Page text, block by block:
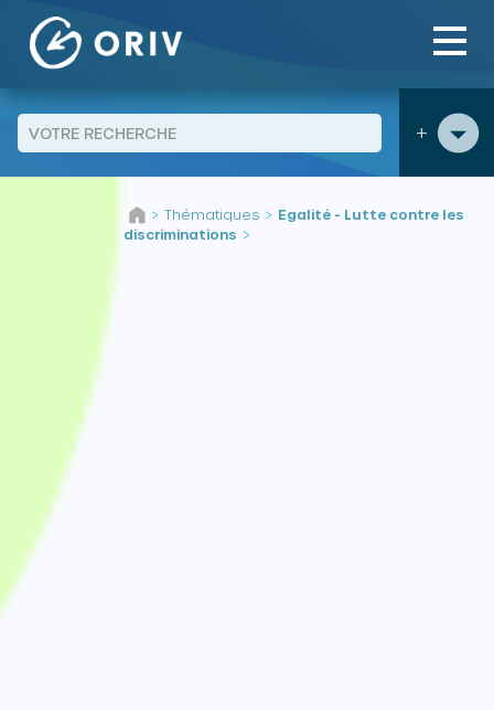
+
> Thématiques > Egalité - Lutte contre les
discriminations >
Panneau de gestion des cookies